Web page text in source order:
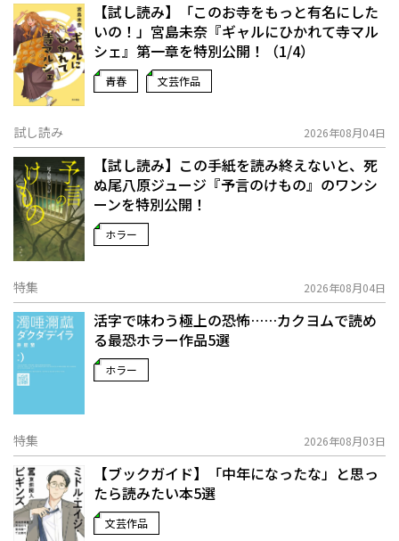
【試し読み】「このお寺をもっと有名にした
いの！」宮島未奈『ギャルにひかれて寺マル
シェ』第一章を特別公開！（1/4）
青春 文芸作品
試し読み 2026年08月04日
【試し読み】この手紙を読み終えないと、死
ぬ――尾八原ジュージ『予言のけもの』のワンシ
ーンを特別公開！
ホラー
特集 2026年08月04日
活字で味わう極上の恐怖……カクヨムで読め
る最恐ホラー作品5選
ホラー
特集 2026年08月03日
【ブックガイド】「中年になったな」と思っ
たら読みたい本5選
文芸作品